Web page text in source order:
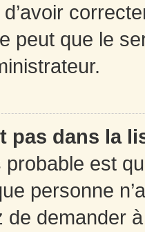
peut que le
pas dans la
est
personne
demander